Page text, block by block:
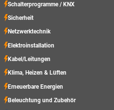
Schalterprogramme / KNX
Sicherheit
Netzwerktechnik
Elektroinstallation
Kabel/Leitungen
Klima, Heizen & Lüften
Erneuerbare Energien
Beleuchtung und Zubehör